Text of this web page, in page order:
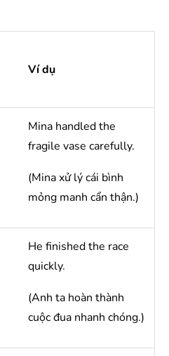
Ví dụ
Mina handled the
fragile vase carefully.
(Mina xử lý cái bình
mỏng manh cẩn thận.)
He finished the race
quickly.
(Anh ta hoàn thành
cuộc đua nhanh chóng.)